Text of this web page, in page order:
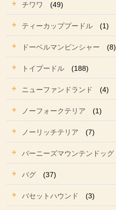
チワワ (49)
ティーカッププードル (1)
ドーベルマンピンシャー (8)
トイプードル (188)
ニューファンドランド (4)
ノーフォークテリア (1)
ノーリッチテリア (7)
バーニーズマウンテンドッグ
パグ (37)
バセットハウンド (3)